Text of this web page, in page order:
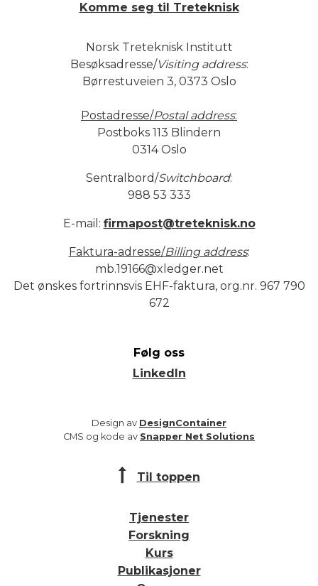
Komme seg til Treteknisk
Norsk Treteknisk Institutt
Besøksadresse/Visiting address:
Børrestuveien 3, 0373 Oslo
Postadresse/Postal address:
Postboks 113 Blindern
0314 Oslo
Sentralbord/Switchboard:
988 53 333
E-mail: firmapost@treteknisk.no
Faktura-adresse/Billing address:
mb.19166@xledger.net
Det ønskes fortrinnsvis EHF-faktura, org.nr. 967 790
672
Følg oss
LinkedIn
Design av DesignContainer
CMS og kode av Snapper Net Solutions
Til toppen
Tjenester
Forskning
Kurs
Publikasjoner